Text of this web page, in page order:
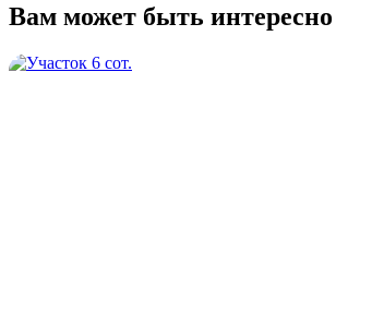
Вам может быть интересно